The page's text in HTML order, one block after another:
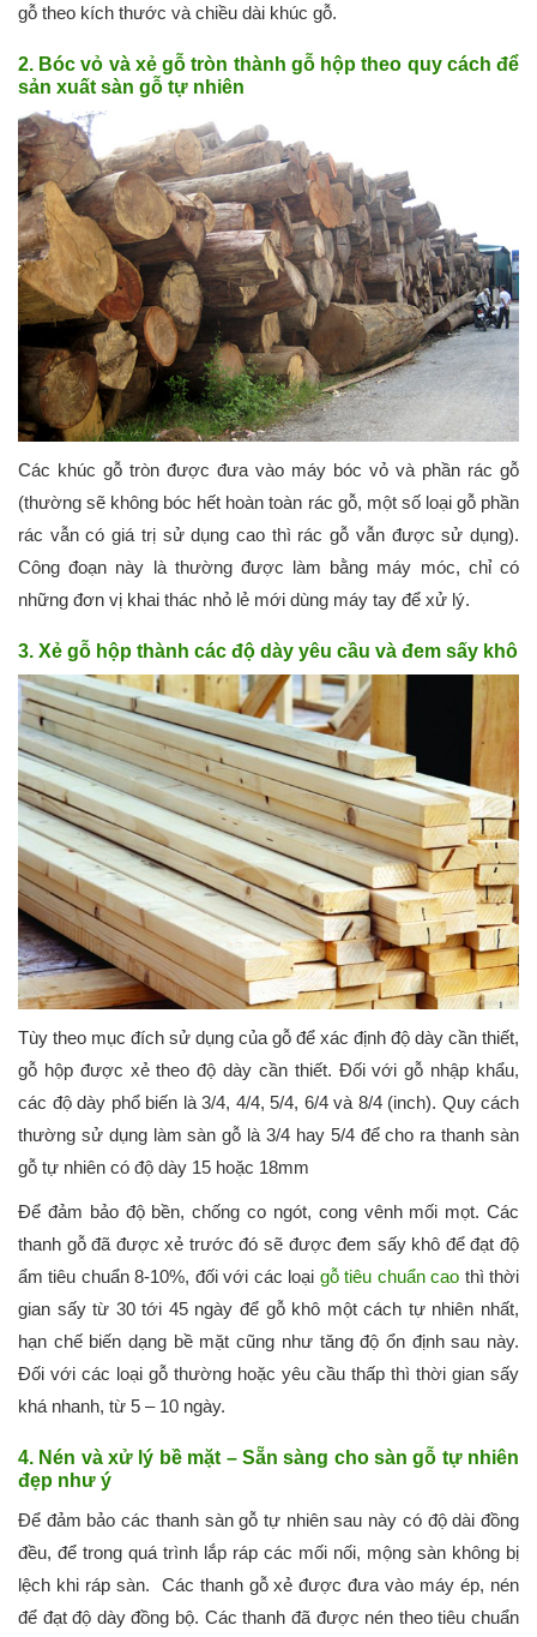
gỗ theo kích thước và chiều dài khúc gỗ.
2. Bóc vỏ và xẻ gỗ tròn thành gỗ hộp theo quy cách để
sản xuất sàn gỗ tự nhiên
Các khúc gỗ tròn được đưa vào máy bóc vỏ và phần rác gỗ
(thường sẽ không bóc hết hoàn toàn rác gỗ, một số loại gỗ phần
rác vẫn có giá trị sử dụng cao thì rác gỗ vẫn được sử dụng).
Công đoạn này là thường được làm bằng máy móc, chỉ có
những đơn vị khai thác nhỏ lẻ mới dùng máy tay để xử lý.
3. Xẻ gỗ hộp thành các độ dày yêu cầu và đem sấy khô
Tùy theo mục đích sử dụng của gỗ để xác định độ dày cần thiết,
gỗ hộp được xẻ theo độ dày cần thiết. Đối với gỗ nhập khẩu,
các độ dày phổ biến là 3/4, 4/4, 5/4, 6/4 và 8/4 (inch). Quy cách
thường sử dụng làm sàn gỗ là 3/4 hay 5/4 để cho ra thanh sàn
gỗ tự nhiên có độ dày 15 hoặc 18mm
Để đảm bảo độ bền, chống co ngót, cong vênh mối mọt. Các
thanh gỗ đã được xẻ trước đó sẽ được đem sấy khô để đạt độ
ẩm tiêu chuẩn 8-10%, đối với các loại gỗ tiêu chuẩn cao thì thời
gian sấy từ 30 tới 45 ngày để gỗ khô một cách tự nhiên nhất,
hạn chế biến dạng bề mặt cũng như tăng độ ổn định sau này.
Đối với các loại gỗ thường hoặc yêu cầu thấp thì thời gian sấy
khá nhanh, từ 5 – 10 ngày.
4. Nén và xử lý bề mặt – Sẵn sàng cho sàn gỗ tự nhiên
đẹp như ý
Để đảm bảo các thanh sàn gỗ tự nhiên sau này có độ dài đồng
đều, để trong quá trình lắp ráp các mối nối, mộng sàn không bị
lệch khi ráp sàn. Các thanh gỗ xẻ được đưa vào máy ép, nén
để đạt độ dày đồng bộ. Các thanh đã được nén theo tiêu chuẩn